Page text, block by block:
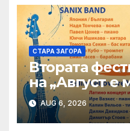
СТАРА ЗАГОРА
Втората
на „Август е
посреща
Трио
AUG 6, 2026